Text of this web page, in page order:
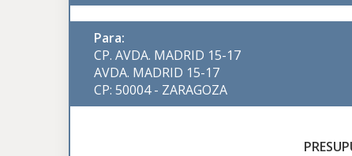
Para:
CP. AVDA. MADRID 15-17
AVDA. MADRID 15-17
CP: 50004 - ZARAGOZA